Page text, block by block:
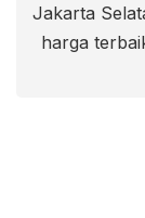
Jakarta
harga